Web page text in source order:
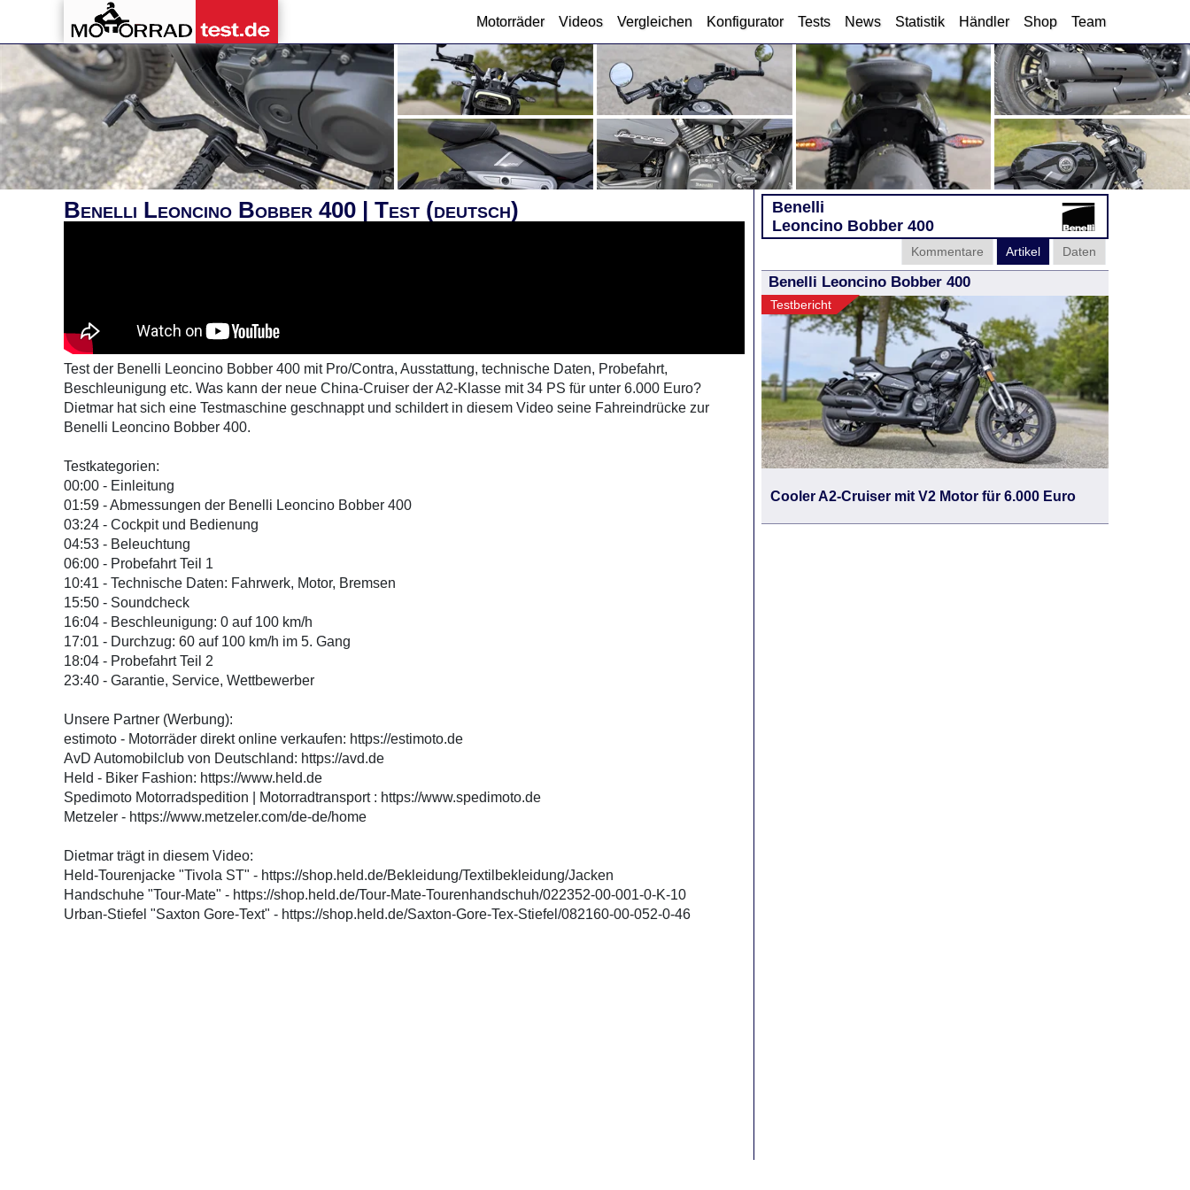
Motorräder Videos Vergleichen Konfigurator Tests News Statistik Händler Shop Team
Benelli Leoncino Bobber 400 | Test (deutsch)
Test der Benelli Leoncino Bobber 400 mit Pro/Contra, Ausstattung, technische Daten, Probefahrt,
Beschleunigung etc. Was kann der neue China-Cruiser der A2-Klasse mit 34 PS für unter 6.000 Euro?
Dietmar hat sich eine Testmaschine geschnappt und schildert in diesem Video seine Fahreindrücke zur
Benelli Leoncino Bobber 400.
Testkategorien:
00:00 - Einleitung
01:59 - Abmessungen der Benelli Leoncino Bobber 400
03:24 - Cockpit und Bedienung
04:53 - Beleuchtung
06:00 - Probefahrt Teil 1
10:41 - Technische Daten: Fahrwerk, Motor, Bremsen
15:50 - Soundcheck
16:04 - Beschleunigung: 0 auf 100 km/h
17:01 - Durchzug: 60 auf 100 km/h im 5. Gang
18:04 - Probefahrt Teil 2
23:40 - Garantie, Service, Wettbewerber
Unsere Partner (Werbung):
estimoto - Motorräder direkt online verkaufen: https://estimoto.de
AvD Automobilclub von Deutschland: https://avd.de
Held - Biker Fashion: https://www.held.de
Spedimoto Motorradspedition | Motorradtransport : https://www.spedimoto.de
Metzeler - https://www.metzeler.com/de-de/home
Dietmar trägt in diesem Video:
Held-Tourenjacke "Tivola ST" - https://shop.held.de/Bekleidung/Textilbekleidung/Jacken
Handschuhe "Tour-Mate" - https://shop.held.de/Tour-Mate-Tourenhandschuh/022352-00-001-0-K-10
Urban-Stiefel "Saxton Gore-Text" - https://shop.held.de/Saxton-Gore-Tex-Stiefel/082160-00-052-0-46
Benelli
Leoncino Bobber 400
Daten
Artikel
Kommentare
Benelli Leoncino Bobber 400
Testbericht
Cooler A2-Cruiser mit V2 Motor für 6.000 Euro